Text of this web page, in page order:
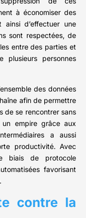
à économiser des
d’effectuer une
sont respectées, de
entre des parties et
plusieurs personnes
des données
afin de permettre
de se rencontrer sans
un empire grâce aux
a aussi
productivité. Avec
biais de protocole
favorisant
contre la